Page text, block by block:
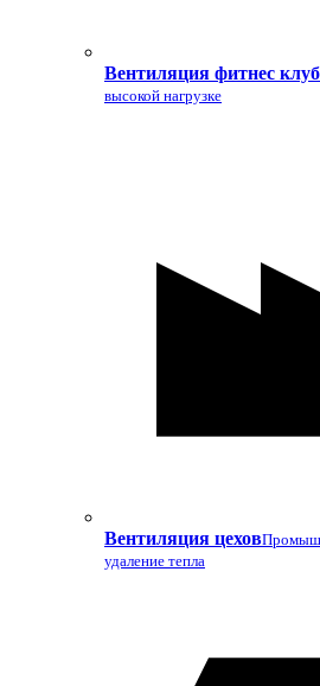
Вентиляция фитнес
высокой нагрузке
Вентиляция цехов
удаление тепла